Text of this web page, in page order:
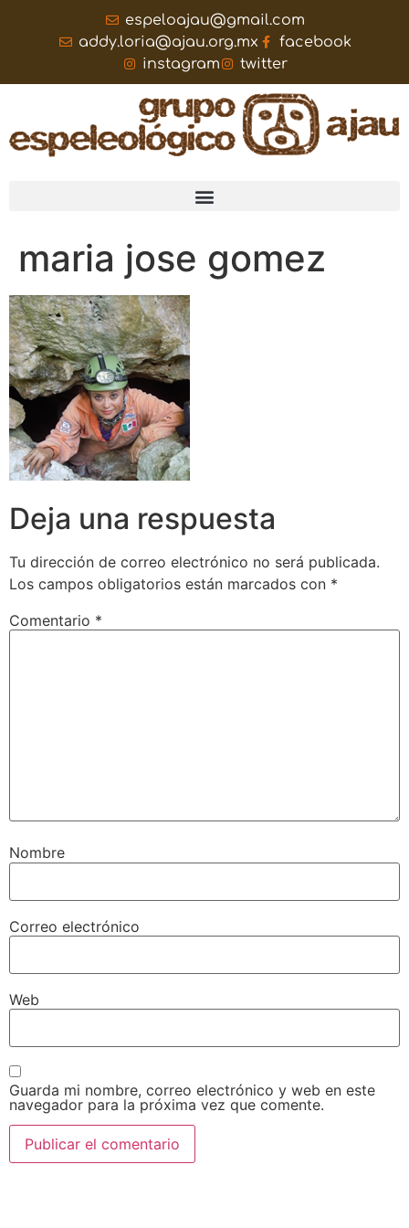
espeloajau@gmail.com
addy.loria@ajau.org.mx
facebook
instagram
twitter
maria jose gomez
Deja una respuesta
Tu dirección de correo electrónico no será publicada.
Los campos obligatorios están marcados con *
Comentario *
Nombre
Correo electrónico
Web
Guarda mi nombre, correo electrónico y web en este
navegador para la próxima vez que comente.